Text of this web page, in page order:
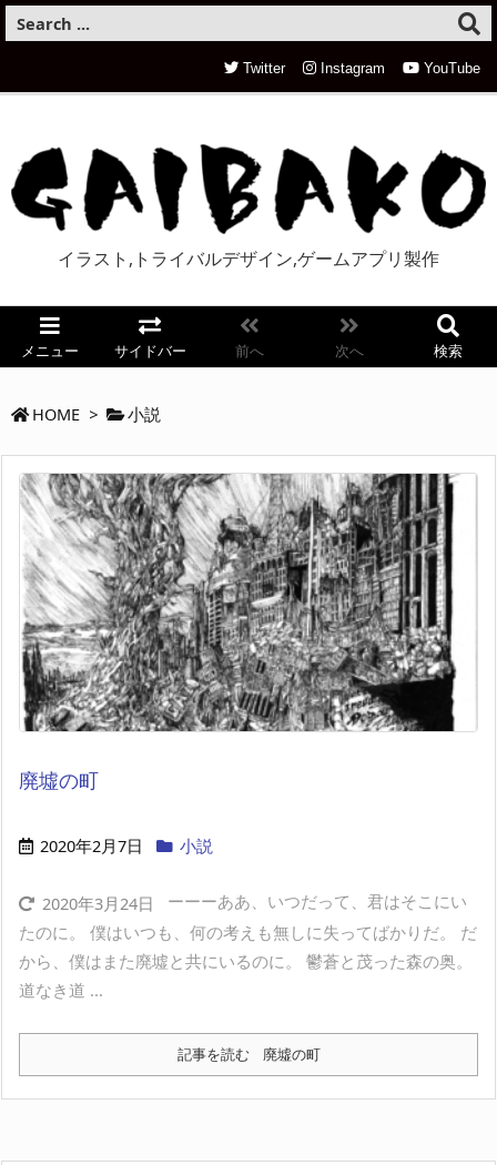
イラスト,トライバルデザイン,ゲームアプリ製作
メニュー サイドバー 前へ 次へ 検索
Twitter Instagram YouTube
HOME > 小説
廃墟の町
2020年2月7日 小説
2020年3月24日
ーーーああ、いつだって、君はそこにい
たのに。 僕はいつも、何の考えも無しに失ってばかりだ。 だ
から、僕はまた廃墟と共にいるのに。 鬱蒼と茂った森の奥。
道なき道 ...
記事を読む 廃墟の町